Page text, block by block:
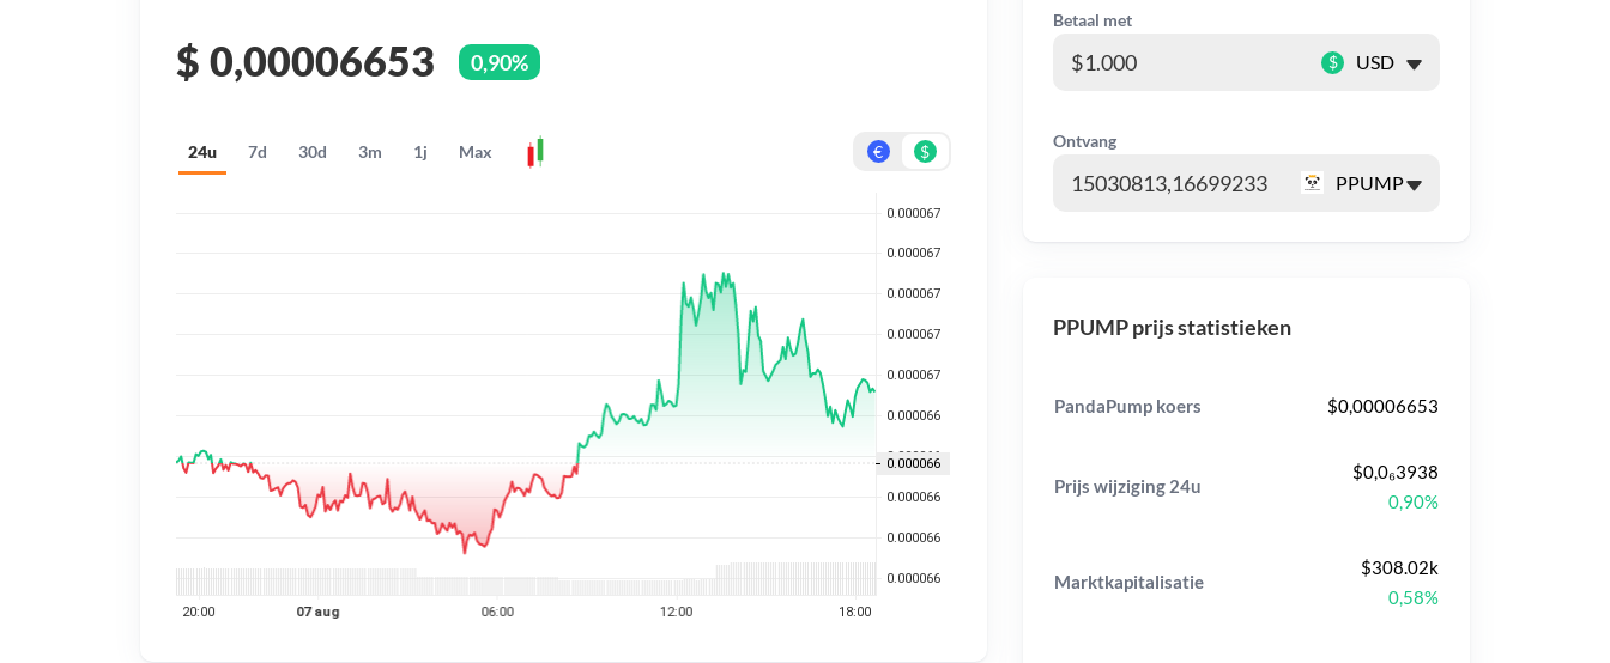
$ 0,00006653 0,90%
24u 7d 30d 3m 1j Max € $
Betaal met
$
Ontvang
PPUMP prijs statistieken
PandaPump koers $0,00006653
Prijs wijziging 24u
$0,0₆3938
0,90%
Marktkapitalisatie
$308.02k
0,58%